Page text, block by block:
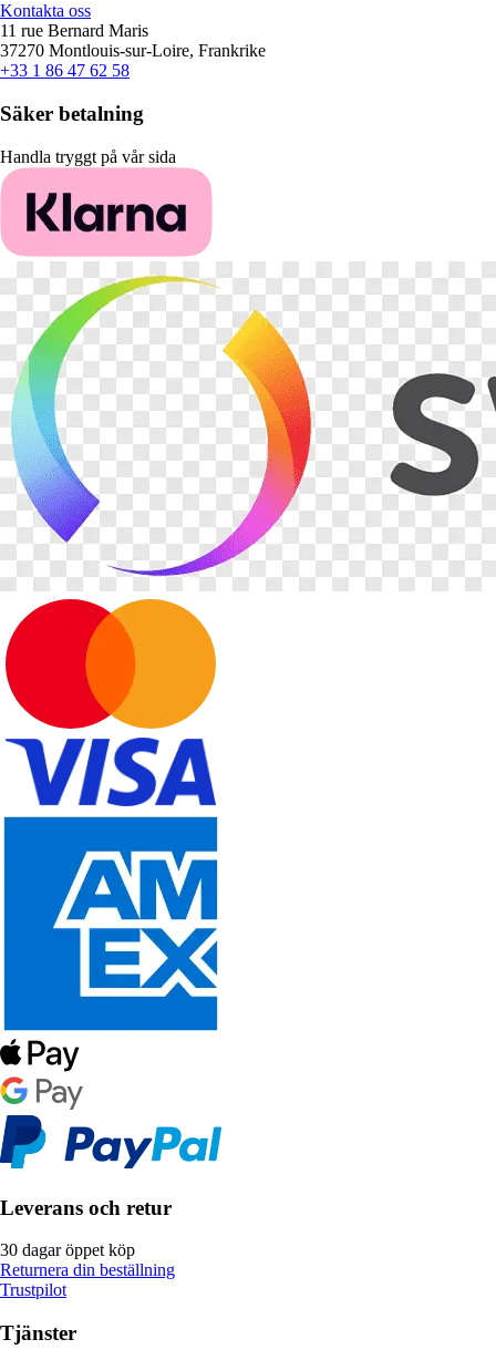
Kontakta oss
11 rue Bernard Maris
37270 Montlouis-sur-Loire, Frankrike
+33 1 86 47 62 58
Säker betalning
Handla tryggt på vår sida
Leverans och retur
30 dagar öppet köp
Returnera din beställning
Trustpilot
Tjänster